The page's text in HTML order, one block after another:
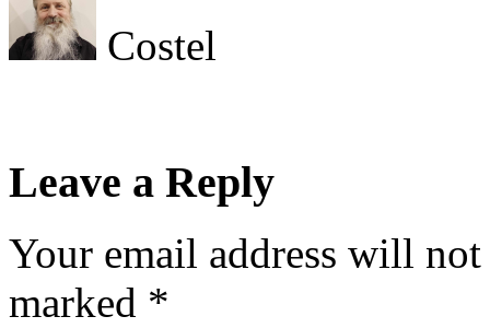
Costel
Leave a Reply
Your email address will
marked *